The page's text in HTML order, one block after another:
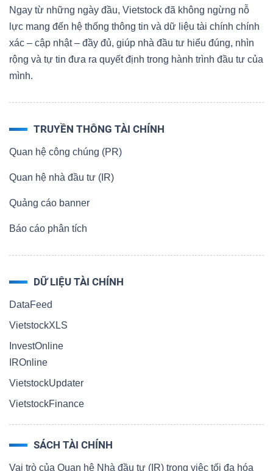
Ngay từ những ngày đầu, Vietstock đã không ngừng nỗ
lực mang đến hệ thống thông tin và dữ liệu tài chính chính
xác – cập nhật – đầy đủ, giúp nhà đầu tư hiểu đúng, nhìn
rộng và tự tin đưa ra quyết định trong hành trình đầu tư của
mình.
TRUYỀN THÔNG TÀI CHÍNH
Quan hệ công chúng (PR)
Quan hệ nhà đầu tư (IR)
Quảng cáo banner
Báo cáo phân tích
DỮ LIỆU TÀI CHÍNH
DataFeed
VietstockXLS
InvestOnline
IROnline
VietstockUpdater
VietstockFinance
SÁCH TÀI CHÍNH
Vai trò của Quan hệ Nhà đầu tư (IR) trong việc tối đa hóa